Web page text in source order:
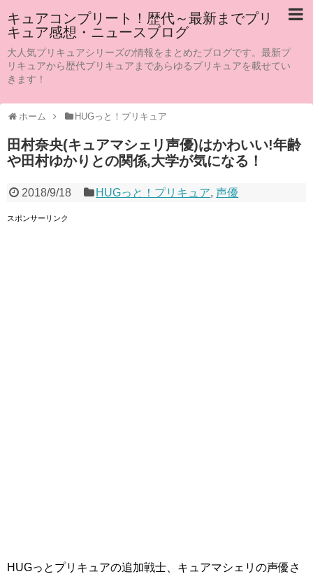
キュアコンプリート！歴代～最新までプリ
キュア感想・ニュースブログ
大人気プリキュアシリーズの情報をまとめたブログです。最新プ
リキュアから歴代プリキュアまであらゆるプリキュアを載せてい
きます！
ホーム HUGっと！プリキュア
田村奈央(キュアマシェリ声優)はかわいい!年齢
や田村ゆかりとの関係,大学が気になる！
2018/9/18 HUGっと！プリキュア,声優
スポンサーリンク
HUGっとプリキュアの追加戦士、キュアマシェリの声優さ